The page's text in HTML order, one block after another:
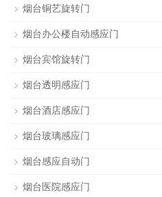
烟台铜艺旋转门
烟台办公楼自动感应门
烟台宾馆旋转门
烟台透明感应门
烟台酒店感应门
烟台玻璃感应门
烟台感应自动门
烟台医院感应门